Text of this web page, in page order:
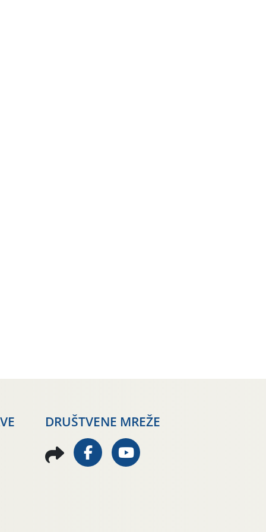
DRUŠTVENE MREŽE